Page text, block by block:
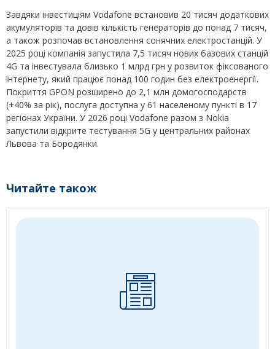
Завдяки інвестиціям Vodafone встановив 20 тисяч додаткових
акумуляторів та довів кількість генераторів до понад 7 тисяч,
а також розпочав встановлення сонячних електростанцій. У
2025 році компанія запустила 7,5 тисяч нових базових станцій
4G та інвестувала близько 1 млрд грн у розвиток фіксованого
інтернету, який працює понад 100 годин без електроенергії.
Покриття GPON розширено до 2,1 млн домогосподарств
(+40% за рік), послуга доступна у 61 населеному пункті в 17
регіонах України. У 2026 році Vodafone разом з Nokia
запустили відкрите тестування 5G у центральних районах
Львова та Бородянки.
Читайте також